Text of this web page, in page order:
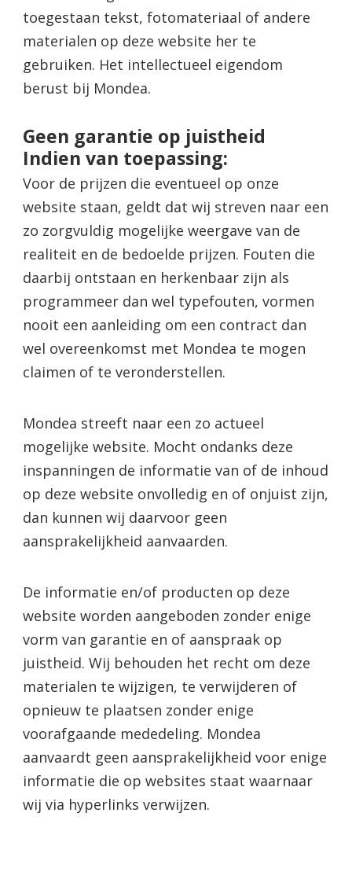
toegestaan tekst, fotomateriaal of andere
materialen op deze website her te
gebruiken. Het intellectueel eigendom
berust bij Mondea.
Geen garantie op juistheid
Indien van toepassing:
Voor de prijzen die eventueel op onze
website staan, geldt dat wij streven naar een
zo zorgvuldig mogelijke weergave van de
realiteit en de bedoelde prijzen. Fouten die
daarbij ontstaan en herkenbaar zijn als
programmeer dan wel typefouten, vormen
nooit een aanleiding om een contract dan
wel overeenkomst met Mondea te mogen
claimen of te veronderstellen.
Mondea streeft naar een zo actueel
mogelijke website. Mocht ondanks deze
inspanningen de informatie van of de inhoud
op deze website onvolledig en of onjuist zijn,
dan kunnen wij daarvoor geen
aansprakelijkheid aanvaarden.
De informatie en/of producten op deze
website worden aangeboden zonder enige
vorm van garantie en of aanspraak op
juistheid. Wij behouden het recht om deze
materialen te wijzigen, te verwijderen of
opnieuw te plaatsen zonder enige
voorafgaande mededeling. Mondea
aanvaardt geen aansprakelijkheid voor enige
informatie die op websites staat waarnaar
wij via hyperlinks verwijzen.